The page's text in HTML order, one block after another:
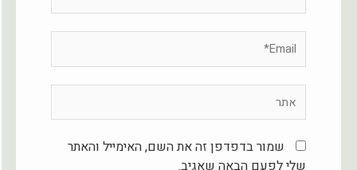
Email*
שמור בדפדפן זה את השם, האימייל והאתר